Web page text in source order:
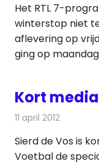
Het RTL 7-
winterstop niet
aflevering op
ging op
Kort
11 april 2012
Sierd de Vos is
Voetbal de